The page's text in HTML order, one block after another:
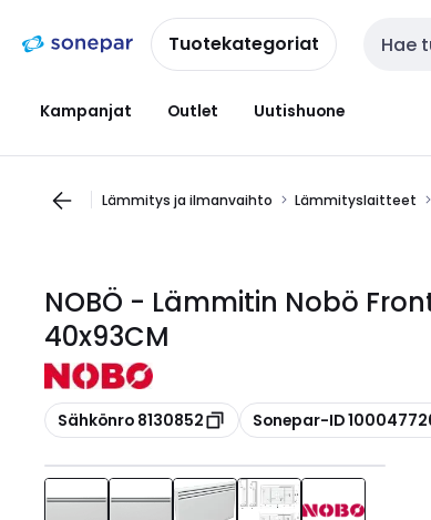
navigointiinsisältöönTuotekategoriat Haku
Kampanjat Outlet Uutishuone
Lämmitys ja ilmanvaihto Lämmityslaitteet
NOBÖ - Lämmitin Nobö
40x93CM
Kopioi
Sähkönro 8130852 Kopioi
Sonepar-ID